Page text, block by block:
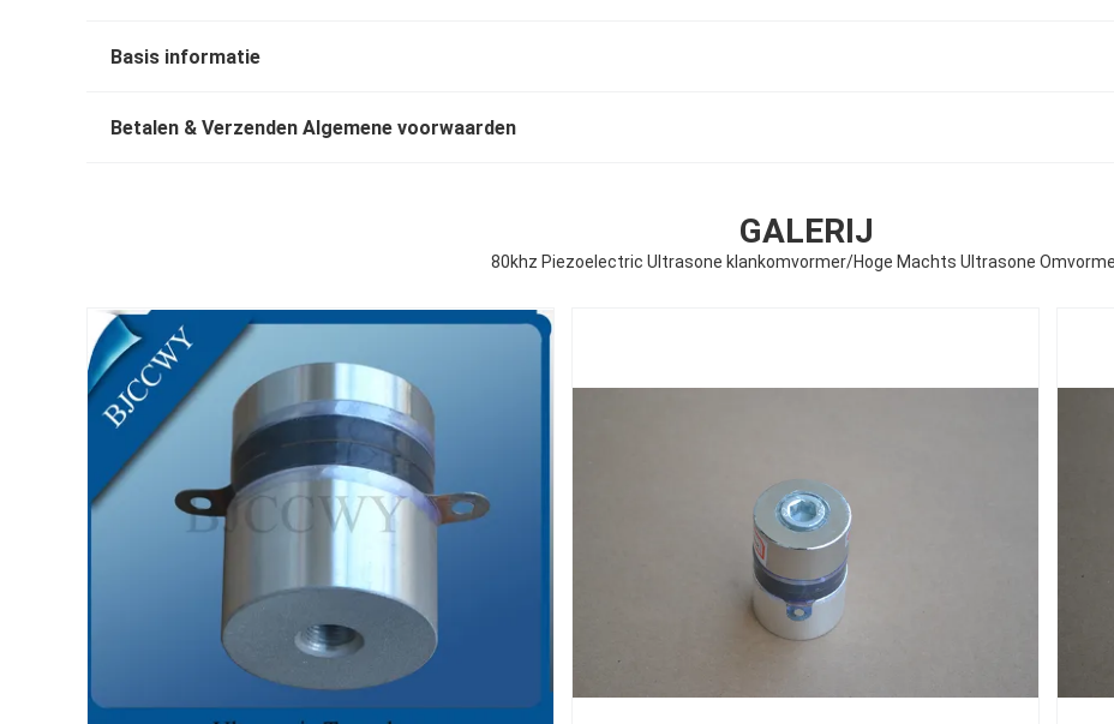
Basis informatie
Betalen & Verzenden Algemene voorwaarden
GALERIJ
80khz Piezoelectric Ultrasone klankomvormer/Hoge Machts Ultrasone